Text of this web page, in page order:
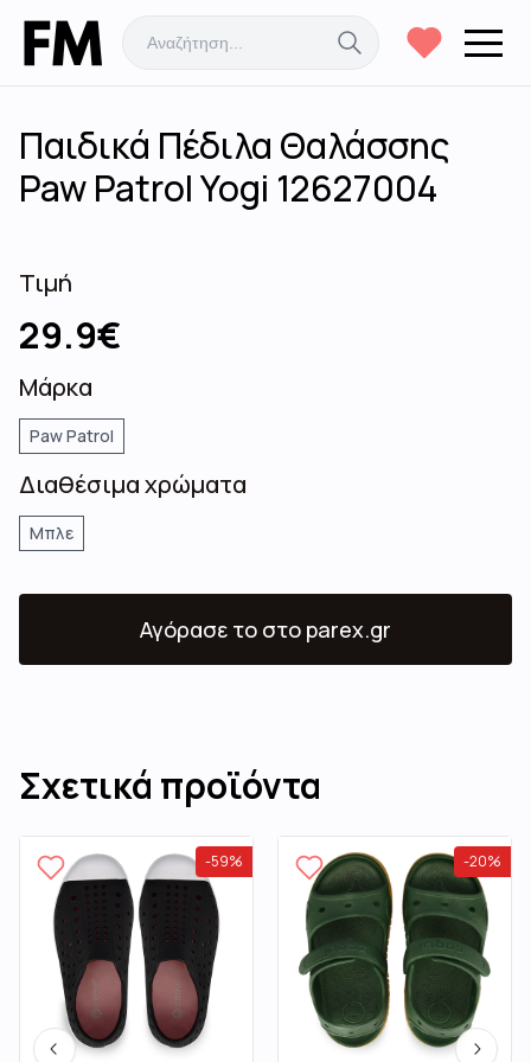
Παιδικά Πέδιλα Θαλάσσης
Paw Patrol Yogi 12627004
Τιμή
29.9€
Μάρκα
Paw Patrol
Διαθέσιμα χρώματα
Μπλε
Αγόρασε το στο parex.gr
Σχετικά προϊόντα
-59% -20%